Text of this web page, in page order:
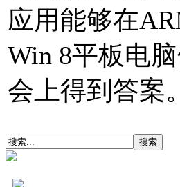
应用能够在
Win 8平板电
会上得到答案。